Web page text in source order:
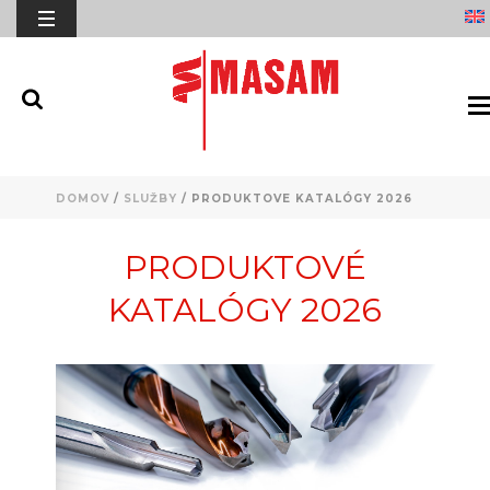
DOMOV / SLUŽBY / PRODUKTOVE KATALÓGY 2026
PRODUKTOVÉ
KATALÓGY 2026